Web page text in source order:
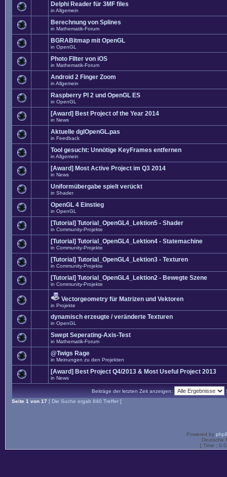
Delphi Reader für 3MF files
in Allgemein
Berechnung von Splines
in Mathematik-Forum
BGRABitmap mit OpenGL
in OpenGL
Photo FIlter von iOS
in Mathematik-Forum
Android 2 Finger Zoom
in Allgemein
Raspberry PI 2 und OpenGL ES
in OpenGL
[Award] Best Project of the Year 2014
in News
Aktuelle dglOpenGL.pas
in Feedback
Tool gesucht: Unnötige KeyFrames entfernen
in Allgemein
[Award] Most Active Project im Q3 2014
in News
Uniformübergabe spielt verückt
in Shader
OpenGL 4 Einstieg
in OpenGL
[Tutorial] Tutorial_OpenGL4_Lektion5 - Shader
in Community-Projekte
[Tutorial] Tutorial_OpenGL4_Lektion4 - Statemachine
in Community-Projekte
[Tutorial] Tutorial_OpenGL4_Lektion3 - Texturen
in Community-Projekte
[Tutorial] Tutorial_OpenGL4_Lektion2 - Bewegte Szene
in Community-Projekte
Vectorgeometry für Matrizen und Vektoren
in Projekte
dynamisch erzeugte / veränderte Texturen
in OpenGL
Swept Seperating-Axis-Test
in Mathematik-Forum
@Twigs Rage
in Meinungen zu den Projekten
[Award] Best Project Q4/2013 & Most Useful Project 2013
in News
Beiträge der letzten Zeit anzeigen:
Seite 1 von 17 [ Die Suche ergab 840 Treffer ]
Powered by
Deutsche
[ Time :